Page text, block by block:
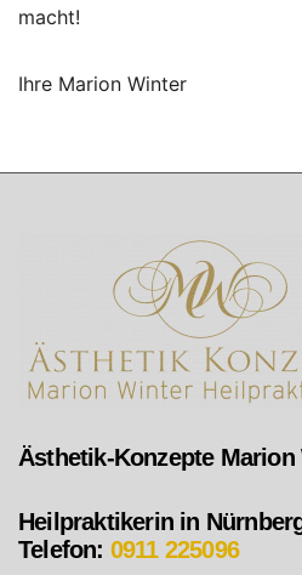
macht!
Ihre Marion Winter
Ästhetik-Konzepte Marion
Heilpraktikerin in
Telefon: 0911 225096